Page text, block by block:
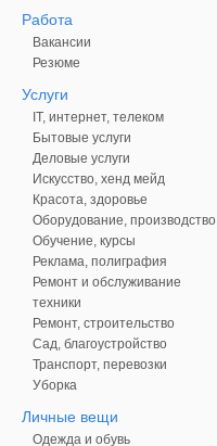
Работа
Вакансии
Резюме
Услуги
IT, интернет, телеком
Бытовые услуги
Деловые услуги
Искусство, хенд мейд
Красота, здоровье
Оборудование, производство
Обучение, курсы
Реклама, полиграфия
Ремонт и обслуживание
техники
Ремонт, строительство
Сад, благоустройство
Транспорт, перевозки
Уборка
Личные вещи
Одежда и обувь